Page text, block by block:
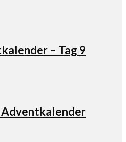
– Tag 9
Adventkalender